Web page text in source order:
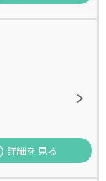
詳細を見る